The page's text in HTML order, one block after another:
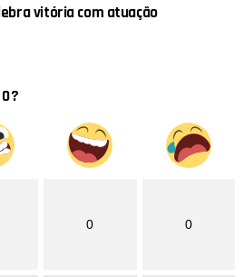
vitória com atuação
0 0